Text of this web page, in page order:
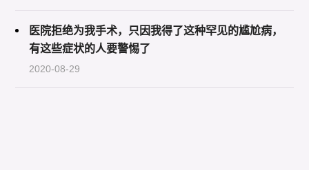
医院拒绝为我手术，只因我得了这种罕见的尴尬病，
有这些症状的人要警惕了
2020-08-29